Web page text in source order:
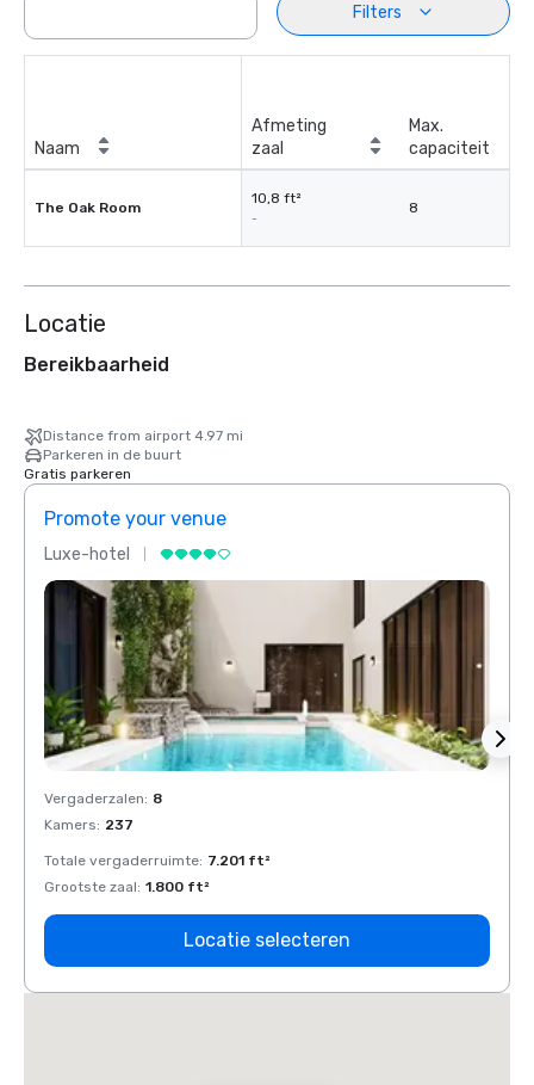
Filters
Naam
Afmeting
zaal
Max.
capaciteit
The Oak Room
10,8 ft²
-
8
Locatie
Bereikbaarheid
Distance from airport 4.97 mi
Parkeren in de buurt
Gratis parkeren
Promote your venue
Luxe-hotel
Vergaderzalen: 8
Kamers: 237
Totale vergaderruimte: 7.201 ft²
Grootste zaal: 1.800 ft²
Locatie selecteren